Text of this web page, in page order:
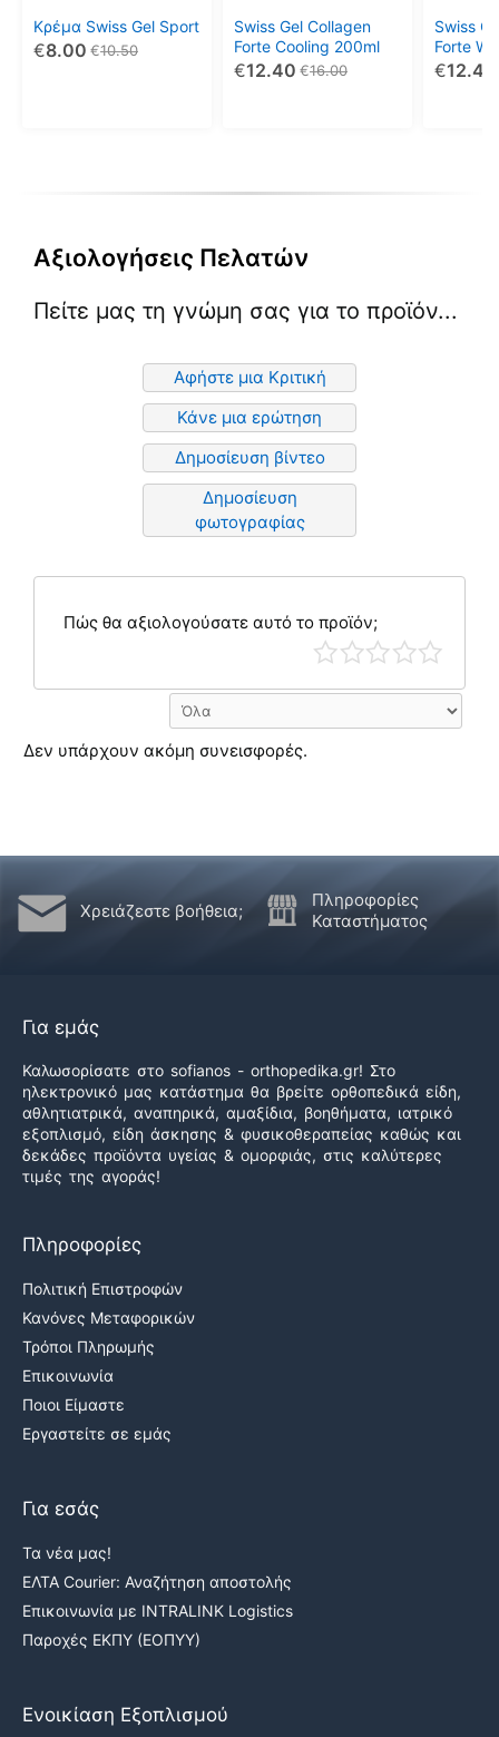
Κρέμα Swiss Gel Sport
10.50
€
8.00
€
Swiss Gel Collagen
Forte Cooling 200ml
16.00
€
12.40
€
Swiss
Forte
12.40
€
Αξιολογήσεις Πελατών
Πείτε μας τη γνώμη σας για το προϊόν...
Αφήστε μια Κριτική
Κάνε μια ερώτηση
Δημοσίευση βίντεο
Δημοσίευση
φωτογραφίας
Πώς θα αξιολογούσατε αυτό το προϊόν;
Δεν υπάρχουν ακόμη συνεισφορές.
Χρειάζεστε βοήθεια;
Πληροφορίες
Καταστήματος
Για εμάς
Καλωσορίσατε στο sofianos - orthopedika.gr! Στο
ηλεκτρονικό μας κατάστημα θα βρείτε ορθοπεδικά είδη,
αθλητιατρικά, αναπηρικά, αμαξίδια, βοηθήματα, ιατρικό
εξοπλισμό, είδη άσκησης & φυσικοθεραπείας καθώς και
δεκάδες προϊόντα υγείας & ομορφιάς, στις καλύτερες
τιμές της αγοράς!
Πληροφορίες
Πολιτική Επιστροφών
Κανόνες Μεταφορικών
Τρόποι Πληρωμής
Επικοινωνία
Ποιοι Είμαστε
Εργαστείτε σε εμάς
Για εσάς
Τα νέα μας!
ΕΛΤΑ Courier: Αναζήτηση αποστολής
Επικοινωνία με INTRALINK Logistics
Παροχές ΕΚΠΥ (ΕΟΠΥΥ)
Ενοικίαση Εξοπλισμού